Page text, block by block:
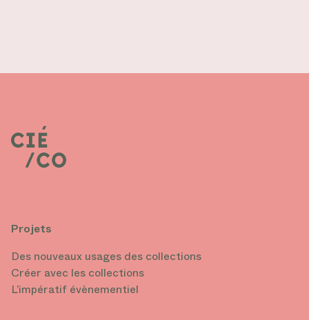
Projets
Des nouveaux usages des collections
Créer avec les collections
L’impératif évènementiel